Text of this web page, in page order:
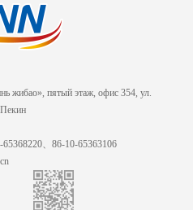
жибао», пятый этаж, офис 354, ул.
、86-10-65363106